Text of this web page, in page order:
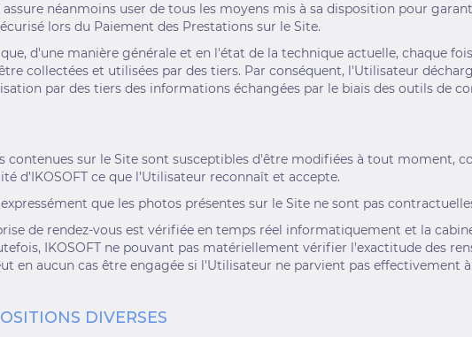
assure néanmoins user de tous les moyens mis à sa disposition pour
lors du Paiement des Prestations sur le Site.
d'une manière générale et en l'état de la technique actuelle, chaque
collectées et utilisées par des tiers. Par conséquent, l'Utilisateur
par des tiers des informations échangées par le biais des outils de
contenues sur le Site sont susceptibles d'être modifiées à tout moment,
d’IKOSOFT ce que l’Utilisateur reconnaît et accepte.
que les photos présentes sur le Site ne sont pas
de rendez-vous est vérifiée en temps réel informatiquement et la
IKOSOFT ne pouvant pas matériellement vérifier l'exactitude des
en aucun cas être engagée si l'Utilisateur ne parvient pas effectivement
DIVERSES